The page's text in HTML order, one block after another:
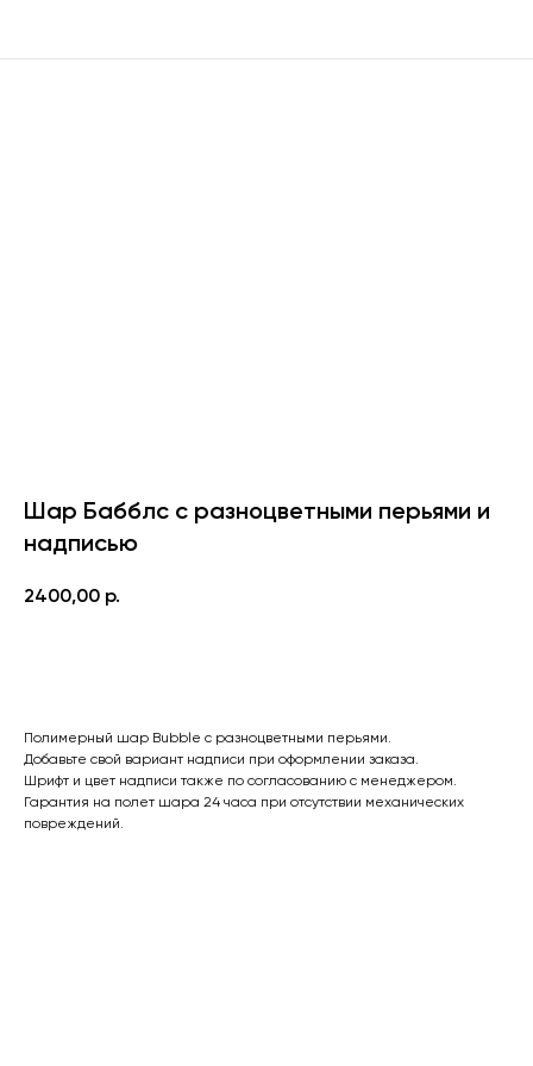
Шар Бабблс с разноцветными перьями и
надписью
2400,00 р.
Полимерный шар Bubble с разноцветными перьями.
Добавьте свой вариант надписи при оформлении заказа.
Шрифт и цвет надписи также по согласованию с менеджером.
Гарантия на полет шара 24 часа при отсутствии механических
повреждений.